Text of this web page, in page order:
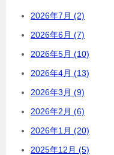
2026年7月 (2)
2026年6月 (7)
2026年5月 (10)
2026年4月 (13)
2026年3月 (9)
2026年2月 (6)
2026年1月 (20)
2025年12月 (5)